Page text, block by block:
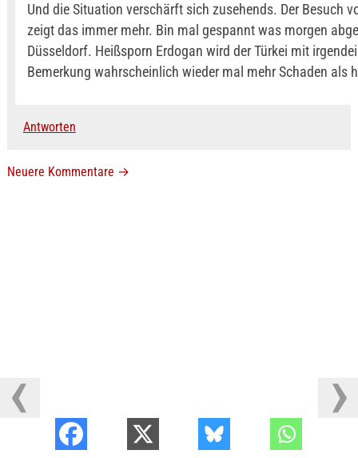
Und die Situation verschärft sich zusehends. Der Besuch
zeigt das immer mehr. Bin mal gespannt was morgen
Düsseldorf. Heißsporn Erdogan wird der Türkei mit
Bemerkung wahrscheinlich wieder mal mehr Schaden als
Antworten
Neuere Kommentare →